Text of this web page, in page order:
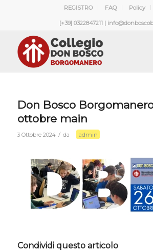
REGISTRO FAQ Policy
[+39] 0322847211 |
Don Bosco
ottobre main
3 Ottobre 2024 / da admin
Condividi questo articolo